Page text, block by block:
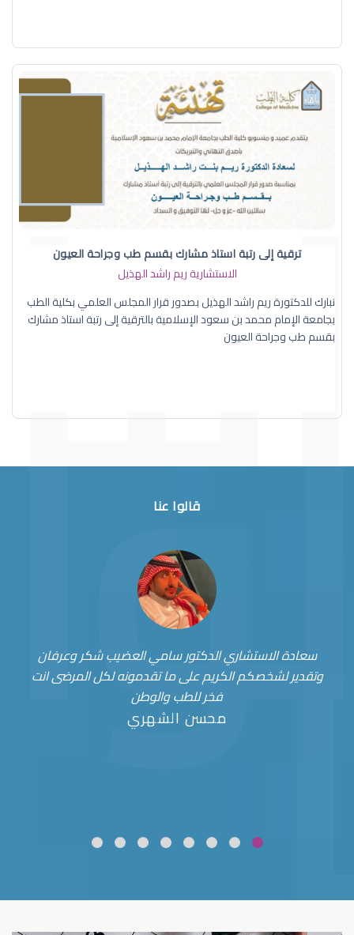
ترقية إلى رتبة استاذ مشارك بقسم طب وجراحة العيون
الاستشارية ريم راشد الهذيل
نبارك للدكتورة ريم راشد الهذيل بصدور قرار المجلس العلمي بكلية الطب
بجامعة الإمام محمد بن سعود الإسلامية بالترقية إلى رتبة استاذ مشارك
بقسم طب وجراحة العيون
قالوا عنا
سعادة الاستشاري الدكتور سامي العضيب شكر وعرفان
وتقدير لشخصكم الكريم على ما تقدمونه لكل المرضى انت
فخر للطب والوطن
محسن الشهري